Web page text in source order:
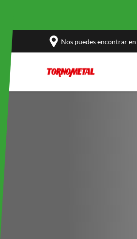
Nos puedes encontrar en